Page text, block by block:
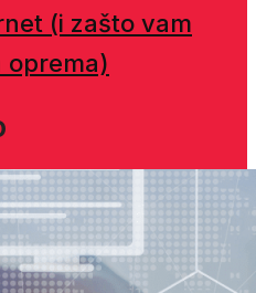
(i zašto vam
oprema)